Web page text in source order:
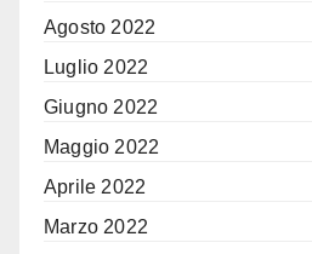
Agosto 2022
Luglio 2022
Giugno 2022
Maggio 2022
Aprile 2022
Marzo 2022